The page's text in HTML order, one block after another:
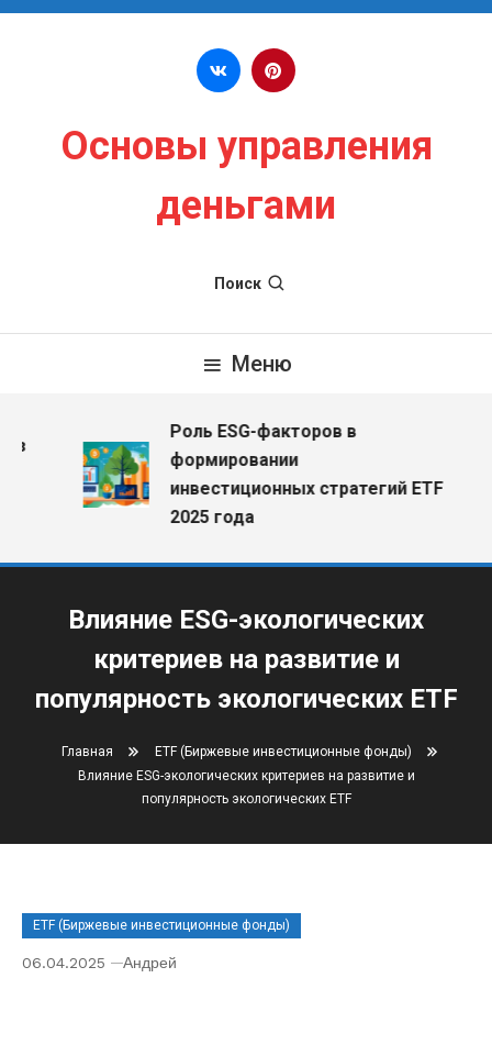
Перейти к содержимому
Основы управления
деньгами
Поиск
Меню
Роль ESG-факторов в
формировании
инвестиционных стратегий ETF
2025 года
Влияние ESG-экологических
критериев на развитие и
популярность экологических ETF
Главная
ETF (Биржевые инвестиционные фонды)
Влияние ESG-экологических критериев на развитие и
популярность экологических ETF
ETF (Биржевые инвестиционные фонды)
06.04.2025 Андрей